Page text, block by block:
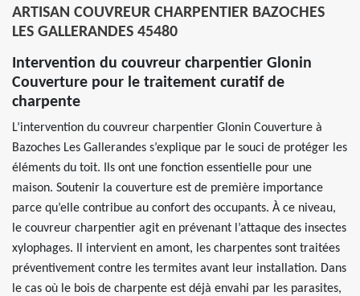
ARTISAN COUVREUR CHARPENTIER BAZOCHES
LES GALLERANDES 45480
Intervention du couvreur charpentier Glonin
Couverture pour le traitement curatif de
charpente
L’intervention du couvreur charpentier Glonin Couverture à
Bazoches Les Gallerandes s’explique par le souci de protéger les
éléments du toit. Ils ont une fonction essentielle pour une
maison. Soutenir la couverture est de première importance
parce qu’elle contribue au confort des occupants. À ce niveau,
le couvreur charpentier agit en prévenant l’attaque des insectes
xylophages. Il intervient en amont, les charpentes sont traitées
préventivement contre les termites avant leur installation. Dans
le cas où le bois de charpente est déjà envahi par les parasites,